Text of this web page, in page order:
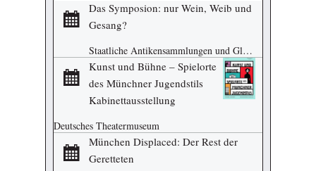
Das Symposion: nur Wein, Weib und
Gesang?
Staatliche Antikensammlungen und Glyptothek
Kunst und Bühne – Spielorte
des Münchner Jugendstils
Kabinettausstellung
Deutsches Theatermuseum
München Displaced: Der Rest der
Geretteten